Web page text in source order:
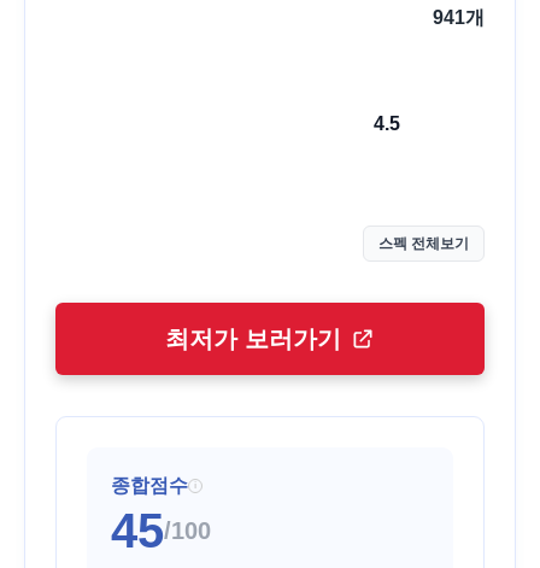
941개
4.5
스펙 전체보기
최저가 보러가기
종합점수 i
45/100